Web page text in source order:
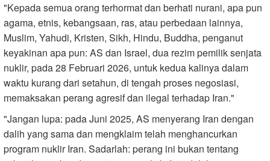
"Kepada semua orang terhormat dan berhati nurani, apa pun
agama, etnis, kebangsaan, ras, atau perbedaan lainnya,
Muslim, Yahudi, Kristen, Sikh, Hindu, Buddha, penganut
keyakinan apa pun: AS dan Israel, dua rezim pemilik senjata
nuklir, pada 28 Februari 2026, untuk kedua kalinya dalam
waktu kurang dari setahun, di tengah proses negosiasi,
memaksakan perang agresif dan ilegal terhadap Iran."
"Jangan lupa: pada Juni 2025, AS menyerang Iran dengan
dalih yang sama dan mengklaim telah menghancurkan
program nuklir Iran. Sadarlah: perang ini bukan tentang